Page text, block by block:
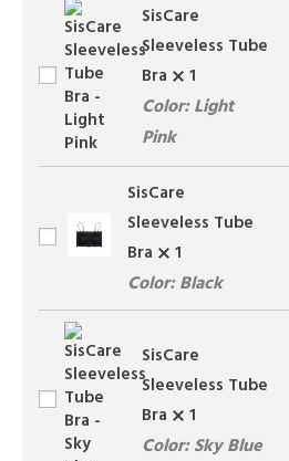
SisCare
Sleeveless Tube
Bra
1
Color: Light
Pink
SisCare
Sleeveless Tube
Bra
1
Color: Black
SisCare
Sleeveless Tube
Bra
1
Color: Sky Blue